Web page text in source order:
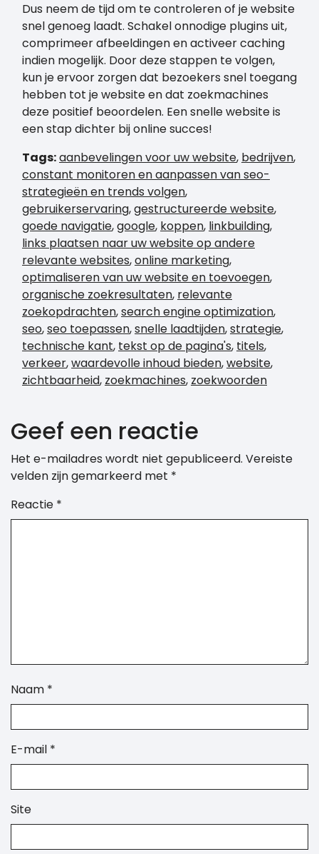
Dus neem de tijd om te controleren of je website
snel genoeg laadt. Schakel onnodige plugins uit,
comprimeer afbeeldingen en activeer caching
indien mogelijk. Door deze stappen te volgen,
kun je ervoor zorgen dat bezoekers snel toegang
hebben tot je website en dat zoekmachines
deze positief beoordelen. Een snelle website is
een stap dichter bij online succes!
Tags:aanbevelingen voor uw website, bedrijven,
constant monitoren en aanpassen van seo-
strategieën en trends volgen,
gebruikerservaring,gestructureerde website,
goede navigatie,google, koppen, linkbuilding,
links plaatsen naar uw website op andere
relevante websites,online marketing,
optimaliseren van uw website en toevoegen,
organische zoekresultaten, relevante
zoekopdrachten,search engine optimization,
seo,seo toepassen,snelle laadtijden,strategie,
technische kant, tekst op de pagina's, titels,
verkeer,waardevolle inhoud bieden,website,
zichtbaarheid, zoekmachines, zoekwoorden
Geef een reactie
Het e-mailadres wordt niet gepubliceerd. Vereiste
velden zijn gemarkeerd met *
Reactie *
Naam *
E-mail *
Site